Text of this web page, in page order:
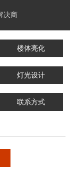
决商
楼体亮化
灯光设计
联系方式